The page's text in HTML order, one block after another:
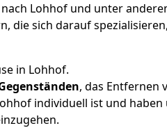
Lohhof und unter
die sich darauf
in Lohhof.
, das Entfernen
individuell ist und haben